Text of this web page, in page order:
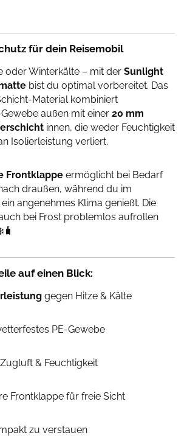
für dein Reisemobil
oder Winterkälte – mit der Sunlight
bist du optimal vorbereitet. Das
Material kombiniert
außen mit einer 20 mm
innen, die weder Feuchtigkeit
Isolierleistung verliert.
Frontklappe ermöglicht bei Bedarf
draußen, während du im
angenehmes Klima genießt. Die
bei Frost problemlos aufrollen
auf einen Blick:
gegen Hitze & Kälte
PE-Gewebe
& Feuchtigkeit
Frontklappe für freie Sicht
zu verstauen